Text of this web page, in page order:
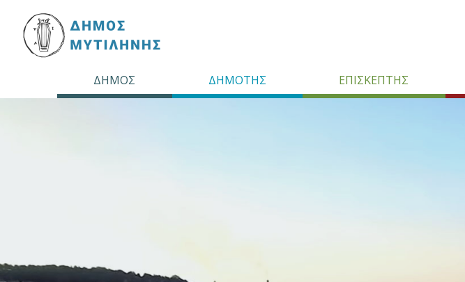
ΔΗΜΟΣ ΔΗΜΟΤΗΣ ΕΠΙΣΚΕΠΤΗΣ